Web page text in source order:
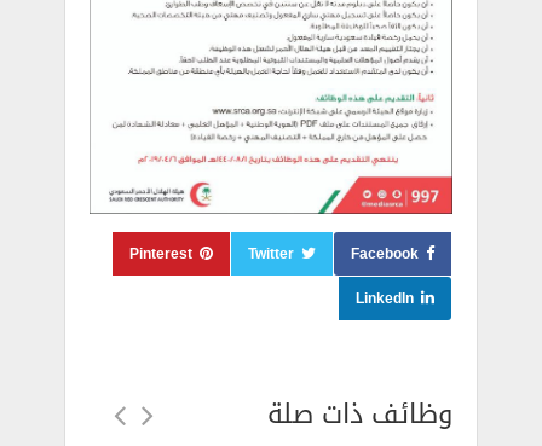
Facebook
Twitter
Pinterest
LinkedIn
وظائف ذات صلة